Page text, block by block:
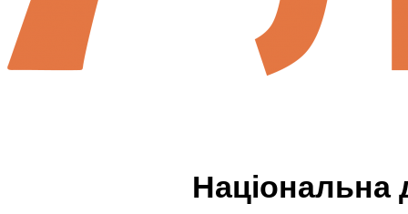
Національна